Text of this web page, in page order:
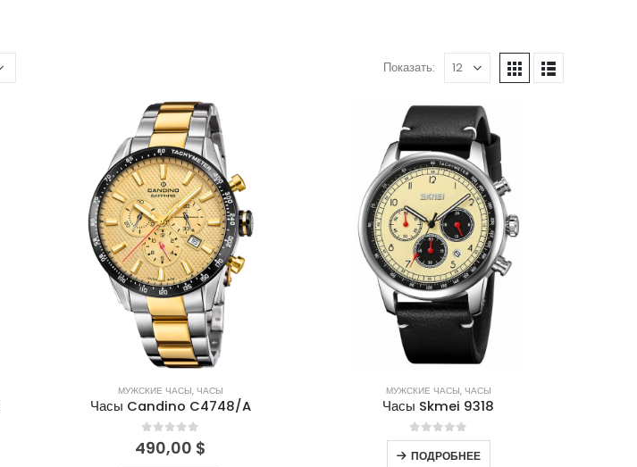
Показать:
МУЖСКИЕ ЧАСЫ, ЧАСЫ
Часы Candino C4748/A
0out of 5
490,00 $
МУЖСКИЕ ЧАСЫ, ЧАСЫ
Часы Skmei 9318
0out of 5
ПОДРОБНЕЕ